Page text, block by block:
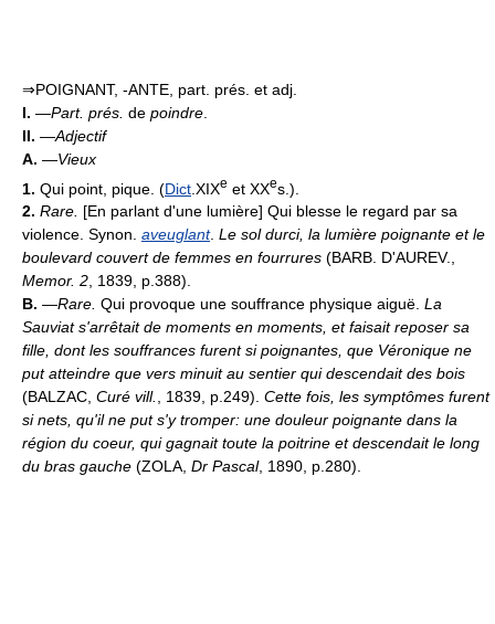
⇒POIGNANT, -ANTE, part. prés. et adj.
I. —Part. prés. de poindre
II. —Adjectif
A. —Vieux
1. Qui point, pique. (Dict .XIXe et XXes.).
2. Rare. [En parlant d'une lumière] Qui blesse le regard par sa
violence. Synon. aveuglant. Le sol durci, la lumière poignante et le
boulevard couvert de femmes en fourrures (BARB. D'AUREV.,
Memor. 2, 1839, p.388).
B. —Rare. Qui provoque une souffrance physique aiguë. La
Sauviat s'arrêtait de moments en moments, et faisait reposer sa
fille, dont les souffrances furent si poignantes, que Véronique ne
put atteindre que vers minuit au sentier qui descendait des bois
(BALZAC, Curé vill., 1839, p.249). Cette fois, les symptômes furent
si nets, qu'il ne put s'y tromper: une douleur poignante dans la
région du coeur, qui gagnait toute la poitrine et descendait le long
du bras gauche (ZOLA, Dr Pascal, 1890, p.280).